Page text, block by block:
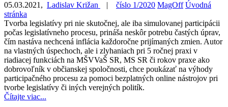
05.03.2021, Ladislav Križan číslo 1/2020 MagOff Úvodná
stránka
Tvorba legislatívy pri nie skutočnej, ale iba simulovanej participácii
počas legislatívneho procesu, prináša neskôr potrebu častých úprav,
čím nastáva nechcená inflácia každoročne prijímaných zmien. Autor
na vlastných úspechoch, ale i zlyhaniach pri 5 ročnej praxi v
riadiacej funkciách na MŠVVaŠ SR, MS SR či rokov praxe ako
dobrovoľník v občianskej spoločnosti, chce poukázať na výhody
participačného procesu za pomoci bezplatných online nástrojov pri
tvorbe legislatívy či iných verejných politík.
Čítajte viac...